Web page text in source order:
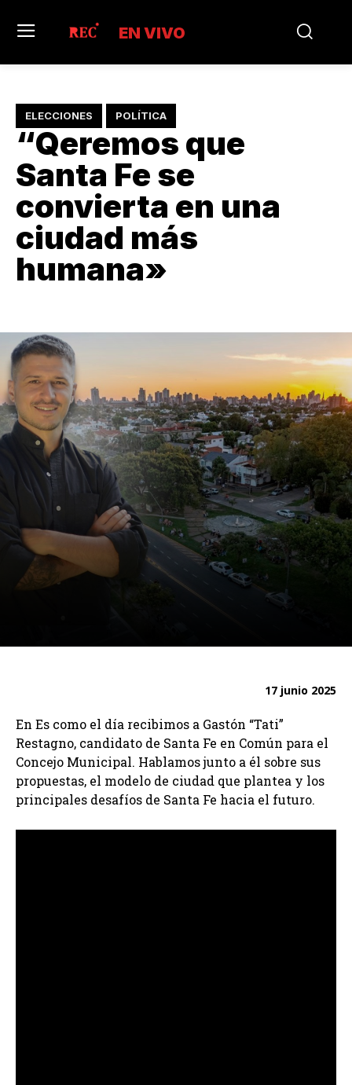
EN VIVO
ELECCIONES POLÍTICA
“Qeremos que
Santa Fe se
convierta en una
ciudad más
humana»
17 junio 2025
En Es como el día recibimos a Gastón “Tati”
Restagno, candidato de Santa Fe en Común para el
Concejo Municipal. Hablamos junto a él sobre sus
propuestas, el modelo de ciudad que plantea y los
principales desafíos de Santa Fe hacia el futuro.